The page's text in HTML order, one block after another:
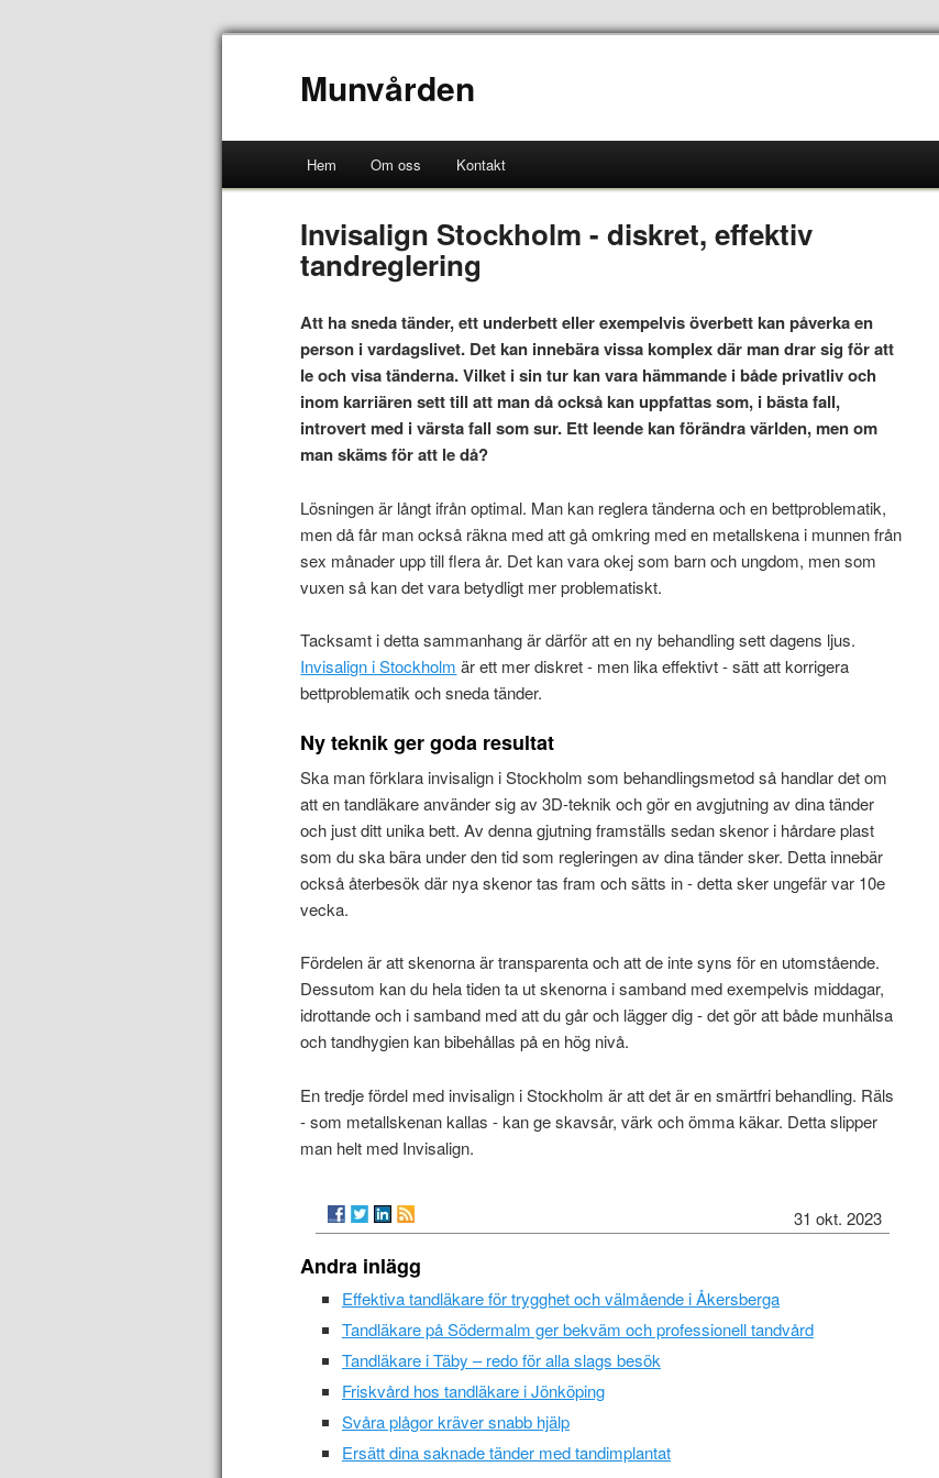
Munvården
Hem Om oss Kontakt
Invisalign Stockholm - diskret, effektiv
tandreglering
Att ha sneda tänder, ett underbett eller exempelvis överbett kan påverka en
person i vardagslivet. Det kan innebära vissa komplex där man drar sig för att
le och visa tänderna. Vilket i sin tur kan vara hämmande i både privatliv och
inom karriären sett till att man då också kan uppfattas som, i bästa fall,
introvert med i värsta fall som sur. Ett leende kan förändra världen, men om
man skäms för att le då?
Lösningen är långt ifrån optimal. Man kan reglera tänderna och en bettproblematik,
men då får man också räkna med att gå omkring med en metallskena i munnen från
sex månader upp till flera år. Det kan vara okej som barn och ungdom, men som
vuxen så kan det vara betydligt mer problematiskt.
Tacksamt i detta sammanhang är därför att en ny behandling sett dagens ljus.
Invisalign i Stockholm är ett mer diskret - men lika effektivt - sätt att korrigera
bettproblematik och sneda tänder.
Ny teknik ger goda resultat
Ska man förklara invisalign i Stockholm som behandlingsmetod så handlar det om
att en tandläkare använder sig av 3D-teknik och gör en avgjutning av dina tänder
och just ditt unika bett. Av denna gjutning framställs sedan skenor i hårdare plast
som du ska bära under den tid som regleringen av dina tänder sker. Detta innebär
också återbesök där nya skenor tas fram och sätts in - detta sker ungefär var 10e
vecka.
Fördelen är att skenorna är transparenta och att de inte syns för en utomstående.
Dessutom kan du hela tiden ta ut skenorna i samband med exempelvis middagar,
idrottande och i samband med att du går och lägger dig - det gör att både munhälsa
och tandhygien kan bibehållas på en hög nivå.
En tredje fördel med invisalign i Stockholm är att det är en smärtfri behandling. Räls
- som metallskenan kallas - kan ge skavsår, värk och ömma käkar. Detta slipper
man helt med Invisalign.
31 okt. 2023
Andra inlägg
Effektiva tandläkare för trygghet och välmående i Åkersberga
Tandläkare på Södermalm ger bekväm och professionell tandvård
Tandläkare i Täby – redo för alla slags besök
Friskvård hos tandläkare i Jönköping
Svåra plågor kräver snabb hjälp
Ersätt dina saknade tänder med tandimplantat